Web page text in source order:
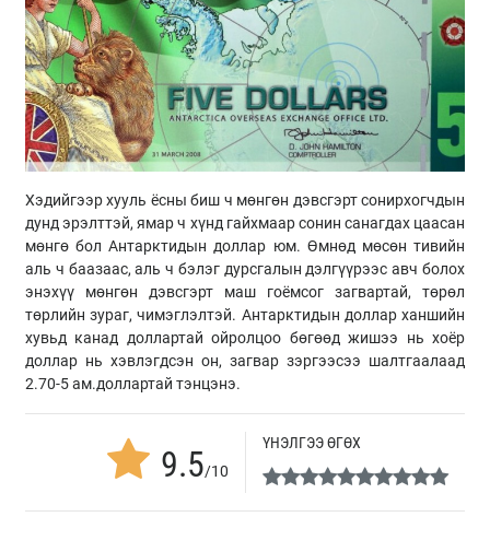
Хэдийгээр хууль ёсны биш ч мөнгөн дэвсгэрт сонирхогчдын
дунд эрэлттэй, ямар ч хүнд гайхмаар сонин санагдах цаасан
мөнгө бол Антарктидын доллар юм. Өмнөд мөсөн тивийн
аль ч баазаас, аль ч бэлэг дурсгалын дэлгүүрээс авч болох
энэхүү мөнгөн дэвсгэрт маш гоёмсог загвартай, төрөл
төрлийн зураг, чимэглэлтэй. Антарктидын доллар ханшийн
хувьд канад доллартай ойролцоо бөгөөд жишээ нь хоёр
доллар нь хэвлэгдсэн он, загвар зэргээсээ шалтгаалаад
2.70-5 ам.доллартай тэнцэнэ.
9.5/10
ҮНЭЛГЭЭ ӨГӨХ